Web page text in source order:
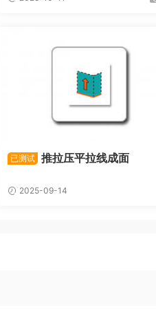
已测试 推拉压平拉线成面
2025-09-14